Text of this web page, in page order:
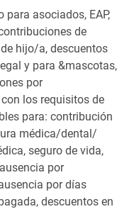
asociados, EAP,
de
hijo/a, descuentos
y para &mascotas,
por
los requisitos de
para: contribución
médica/dental/
seguro de vida,
por
por días
descuentos en